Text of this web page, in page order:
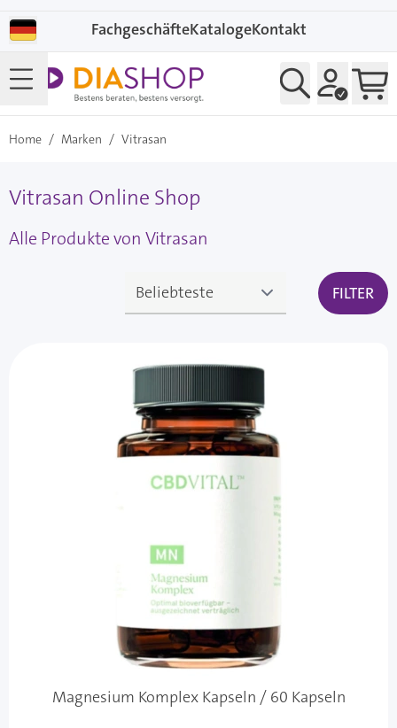
FachgeschäfteKatalogeKontakt
Home / Marken / Vitrasan
Vitrasan Online Shop
Alle Produkte von Vitrasan
FILTER
Magnesium Komplex Kapseln / 60 Kapseln